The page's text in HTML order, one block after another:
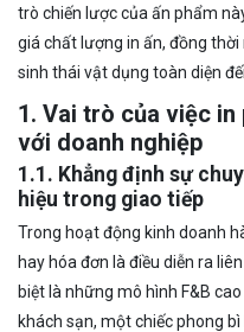
trò chiến lược của ấn phẩm
giá chất lượng in ấn, đồng
sinh thái vật dụng toàn diện
1. Vai trò của việc
với doanh nghiệp
1.1. Khẳng định sự
hiệu trong giao tiếp
Trong hoạt động kinh doanh
hay hóa đơn là điều diễn ra
biệt là những mô hình F&B
khách sạn, một chiếc phong